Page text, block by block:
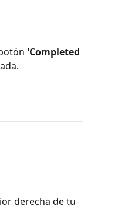
'Completed
derecha de tu